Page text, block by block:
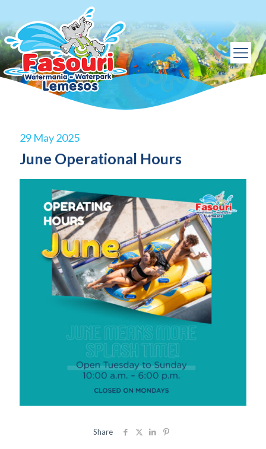
29 May 2025
June Operational Hours
Share